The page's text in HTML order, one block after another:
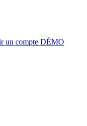
un compte DÉMO